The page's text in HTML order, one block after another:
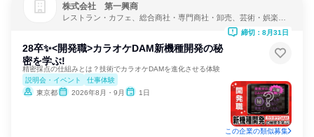
株式会社 第一興商
レストラン・カフェ、総合商社・専門商社・卸売、芸術・娯楽・
28卒✨<開発職>カラオケDAM新機種開発の秘
密を学ぶ!
精密採点の仕組みとは？技術でカラオケDAMを進化させる体験
説明会・イベント
仕事体験
東京都
2026年8月・9月 1日
締切：8月31日
この企業の類似募集